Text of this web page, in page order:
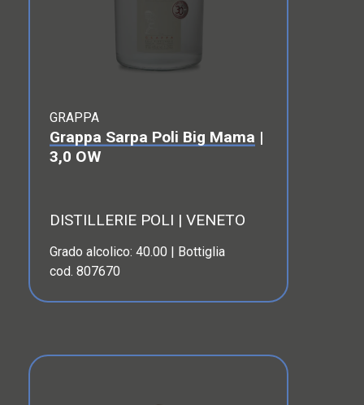
GRAPPA
Grappa Sarpa Poli Big Mama |
3,0 OW
DISTILLERIE POLI | VENETO
Grado alcolico: 40.00 | Bottiglia
cod. 807670